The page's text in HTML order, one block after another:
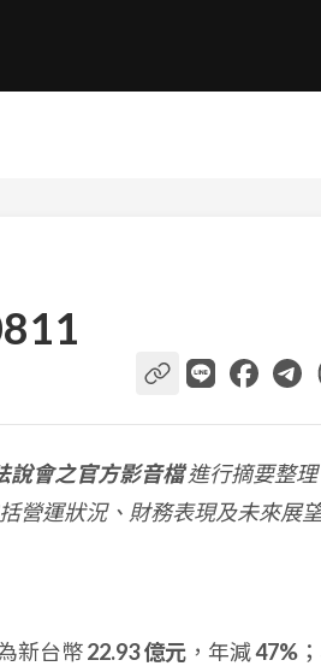
說會之官方影音檔進行摘要整
營運狀況、財務表現及未來展
新台幣22.93 億元 ，年減47%